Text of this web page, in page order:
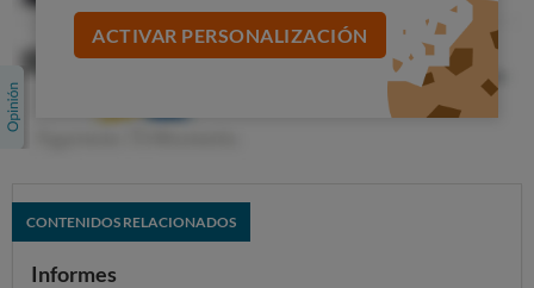
ACTIVAR PERSONALIZACIÓN
CONTENIDOS RELACIONADOS
Informes